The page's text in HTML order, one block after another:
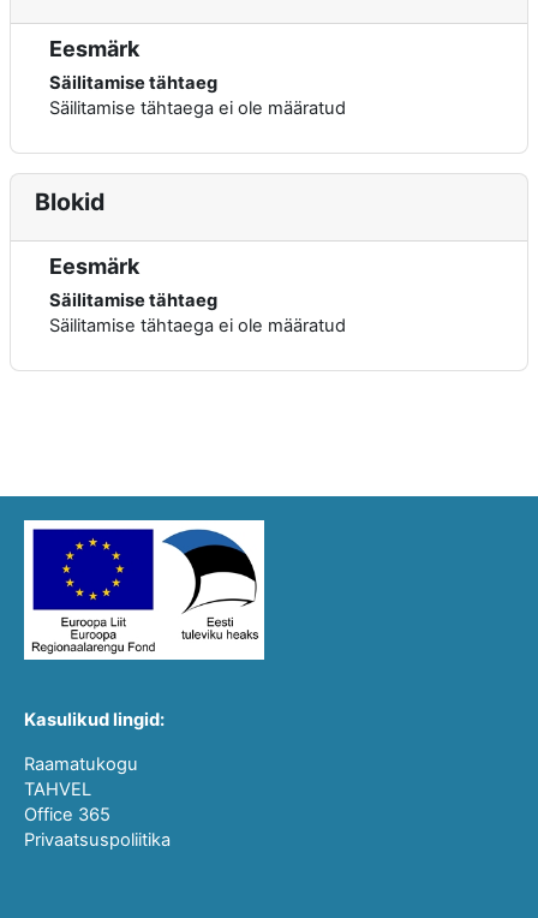
Eesmärk
Säilitamise tähtaeg
Säilitamise tähtaega ei ole määratud
Blokid
Eesmärk
Säilitamise tähtaeg
Säilitamise tähtaega ei ole määratud
Kasulikud lingid:
Raamatukogu
TAHVEL
Office 365
Privaatsuspoliitika